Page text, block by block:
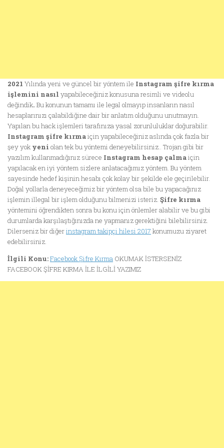
2021 Yılında yeni ve güncel bir yöntem ile Instagram şifre kırma
işlemini nasıl yapabileceğiniz konusuna resimli ve videolu
değindik. Bu konunun tamamı ile legal olmayıp insanların nasıl
hesaplarınızı çalabildiğine dair bir anlatım olduğunu unutmayın.
Yapılan bu hack işlemleri tarafınıza yasal zorunluluklar doğurabilir.
Instagram şifre kırmaiçin yapabileceğiniz aslında çok fazla bir
şey yok yeni olan tek bu yöntemi deneyebilirsiniz.. Trojan gibi bir
yazılım kullanmadığınız sürece Instagram hesap çalmaiçin
yapılacak en iyi yöntem sizlere anlatacağımız yöntem. Bu yöntem
sayesinde hedef kişinin hesabı çok kolay bir şekilde ele geçirilebilir.
Doğal yollarla deneyeceğimiz bir yöntem olsa bile bu yapacağınız
işlemin illegal bir işlem olduğunu bilmenizi isteriz. Şifre kırma
yöntemini öğrendikten sonra bu konu için önlemler alabilir ve bu gibi
durumlarda karşılaştığınızda ne yapmanız gerektiğini bilebilirsiniz.
Dilerseniz bir diğerinstagram takipçi hilesi 2017konumuzu ziyaret
edebilirsiniz.
İlgili Konu:Facebook Şifre Kırma OKUMAK İSTERSENİZ
FACEBOOK ŞİFRE KIRMA İLE İLGİLİ YAZIMIZ